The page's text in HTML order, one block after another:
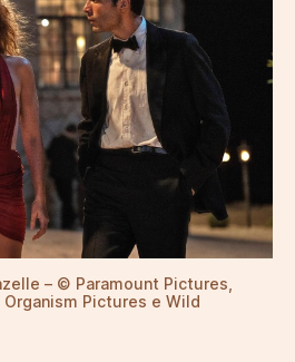
e
– © Paramount Pictures,
Pictures e Wild